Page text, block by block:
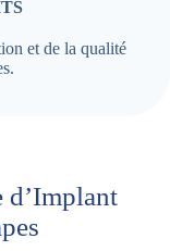
et de la qualité
d’Implant